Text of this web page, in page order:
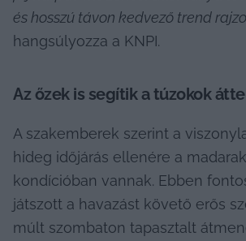
és hosszú távon kedvező trend
hangsúlyozza a KNPI.
Az őzek is segítik a túzokok
A szakemberek szerint a
hideg időjárás ellenére a
kondícióban vannak. Ebben
játszott a havazást követő erős
múlt szombaton tapasztalt